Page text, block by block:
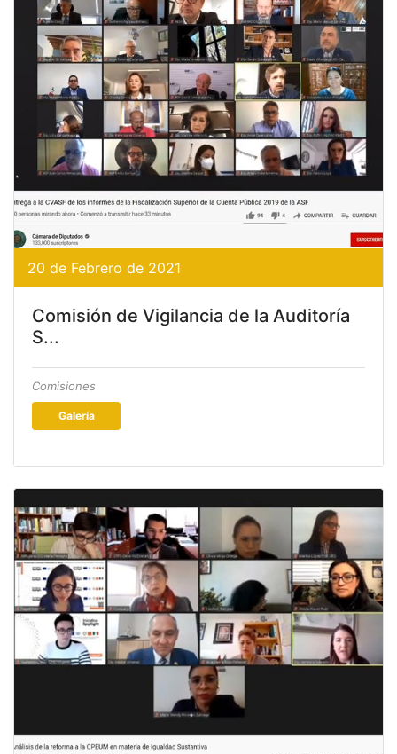
20 de Febrero de 2021
Comisión de Vigilancia de la Auditoría
S...
Comisiones
Galería